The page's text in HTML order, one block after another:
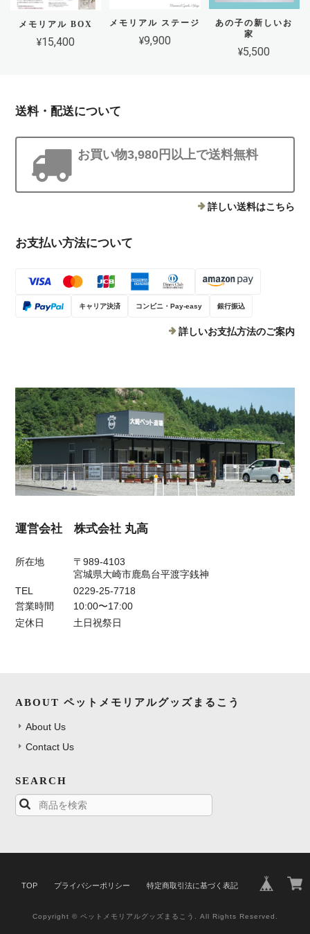
メモリアル BOX
¥15,400
メモリアル ステージ
¥9,900
あの子の新しいお
家
¥5,500
送料・配送について
お買い物3,980円以上で送料無料
詳しい送料はこちら
お支払い方法について
キャリア決済 コンビニ・Pay-easy 銀行振込
詳しいお支払方法のご案内
運営会社 株式会社 丸高
所在地
〒989-4103
宮城県大崎市鹿島台平渡字銭神
TEL
0229-25-7718
営業時間
10:00〜17:00
定休日
土日祝祭日
ABOUT ペットメモリアルグッズまるこう
About Us
Contact Us
SEARCH
TOP プライバシーポリシー 特定商取引法に基づく表記
Copyright © ペットメモリアルグッズまるこう. All Rights Reserved.